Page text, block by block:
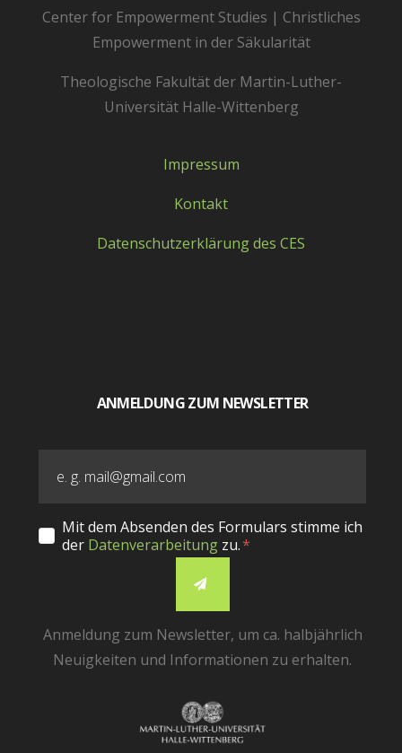
Center for Empowerment Studies | Christliches
Empowerment in der Säkularität
Theologische Fakultät der Martin-Luther-
Universität Halle-Wittenberg
Impressum
Kontakt
Datenschutzerklärung des CES
ANMELDUNG ZUM NEWSLETTER
Mit dem Absenden des Formulars stimme ich
der Datenverarbeitung zu.
Anmeldung zum Newsletter, um ca. halbjährlich
Neuigkeiten und Informationen zu erhalten.